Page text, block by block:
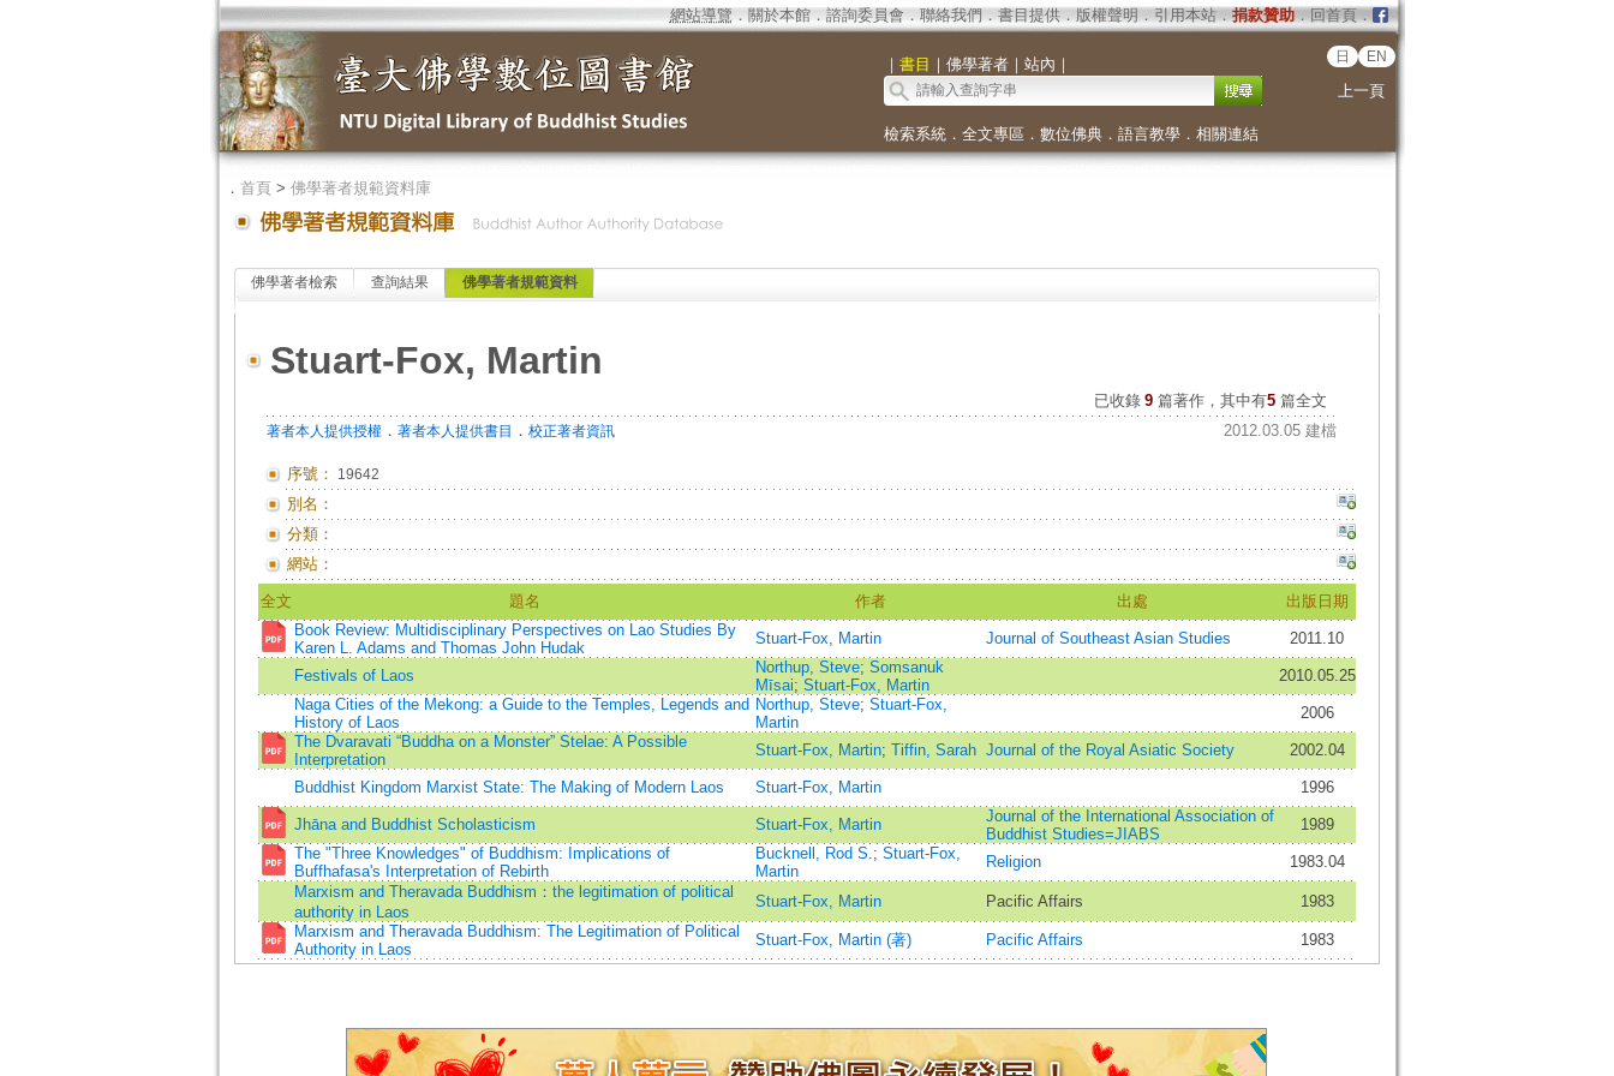
網站導覽 ． 關於本館． 諮詢委員會． 聯絡我們 ． 書目提供． 版權聲明 ． 引用本站． 捐款贊助．回首頁．
｜ 書目 ｜ 佛學著者｜ 站內 ｜ 日 EN
上一頁
檢索系統． 全文專區 ． 數位佛典． 語言教學． 相關連結
． 首頁> 佛學著者規範資料庫
佛學著者檢索 查詢結果 佛學著者規範資料
Stuart-Fox, Martin
已收錄 9 篇著作，其中有5篇全文
著者本人提供授權． 著者本人提供書目 ． 校正著者資訊 2012.03.05 建檔
序號： 19642
別名：
分類：
網站：
全文 題名 作者 出處
出版日期
Book Review: Multidisciplinary Perspectives on Lao Studies By
Karen L. Adams and Thomas John Hudak
Stuart-Fox, Martin Journal of Southeast Asian Studies 2011.10
Festivals of Laos Northup, Steve; Somsanuk
Mīsai; Stuart-Fox, Martin
2010.05.25
Naga Cities of the Mekong: a Guide to the Temples, Legends and
History of Laos
Northup, Steve; Stuart-Fox,
Martin
2006
The Dvaravati “Buddha on a Monster” Stelae: A Possible
Interpretation
Stuart-Fox, Martin; Tiffin, Sarah Journal of the Royal Asiatic Society 2002.04
Buddhist Kingdom Marxist State: The Making of Modern Laos Stuart-Fox, Martin 1996
Jhāna and Buddhist Scholasticism Stuart-Fox, Martin
Journal of the International Association of
Buddhist Studies=JIABS
1989
The "Three Knowledges" of Buddhism: Implications of
Buffhafasa's Interpretation of Rebirth
Bucknell, Rod S.; Stuart-Fox,
Martin
Religion
1983.04
Marxism and Theravada Buddhism：the legitimation of political
authority in Laos
Stuart-Fox, Martin Pacific Affairs
1983
Marxism and Theravada Buddhism: The Legitimation of Political
Authority in Laos
Stuart-Fox, Martin (著) Pacific Affairs 1983